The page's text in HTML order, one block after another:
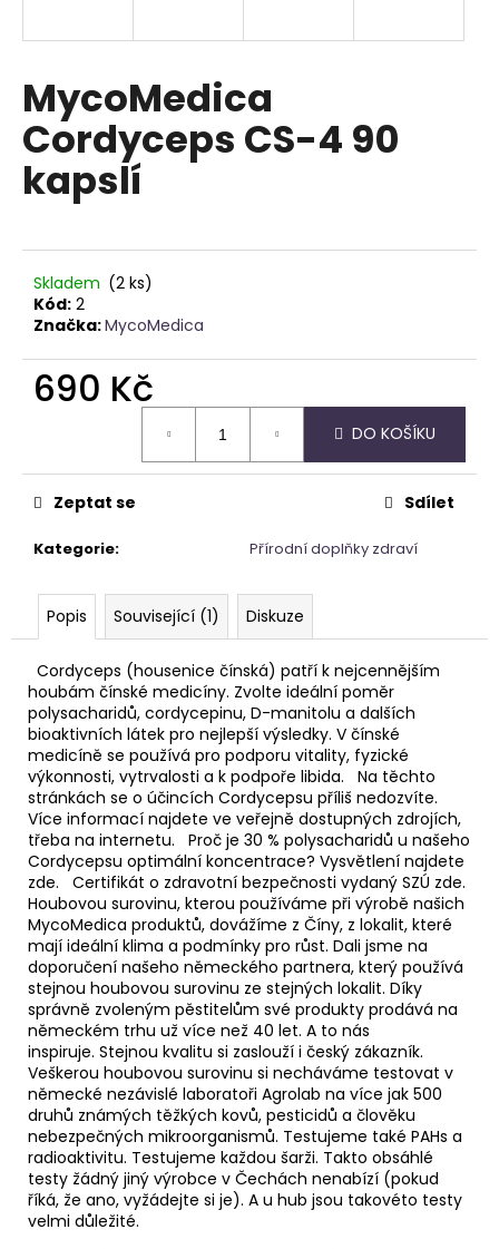
MycoMedica
Cordyceps CS-4 90
kapslí
Skladem (2 ks)
Kód: 2
Značka:MycoMedica
690 Kč
DO KOŠÍKU
Kategorie: Přírodní doplňky zdraví
Zeptat se Sdílet
Popis Související (1) Diskuze
Cordyceps (housenice čínská) patří k nejcennějším
houbám čínské medicíny. Zvolte ideální poměr
polysacharidů, cordycepinu, D-manitolu a dalších
bioaktivních látek pro nejlepší výsledky. V čínské
medicíně se používá pro podporu vitality, fyzické
výkonnosti, vytrvalosti a k podpoře libida. Na těchto
stránkách se o účincích Cordycepsu příliš nedozvíte.
Více informací najdete ve veřejně dostupných zdrojích,
třeba na internetu. Proč je 30 % polysacharidů u našeho
Cordycepsu optimální koncentrace? Vysvětlení najdete
zde. Certifikát o zdravotní bezpečnosti vydaný SZÚ zde.
Houbovou surovinu, kterou používáme při výrobě našich
MycoMedica produktů, dovážíme z Číny, z lokalit, které
mají ideální klima a podmínky pro růst. Dali jsme na
doporučení našeho německého partnera, který používá
stejnou houbovou surovinu ze stejných lokalit. Díky
správně zvoleným pěstitelům své produkty prodává na
německém trhu už více než 40 let. A to nás
inspiruje. Stejnou kvalitu si zaslouží i český zákazník.
Veškerou houbovou surovinu si necháváme testovat v
německé nezávislé laboratoři Agrolab na více jak 500
druhů známých těžkých kovů, pesticidů a člověku
nebezpečných mikroorganismů. Testujeme také PAHs a
radioaktivitu. Testujeme každou šarži. Takto obsáhlé
testy žádný jiný výrobce v Čechách nenabízí (pokud
říká, že ano, vyžádejte si je). A u hub jsou takovéto testy
velmi důležité.
í
t
?
HLEDAT
D
o
p
u
č
m
NAUŠNICE
Z
PERLETI
245
Kč